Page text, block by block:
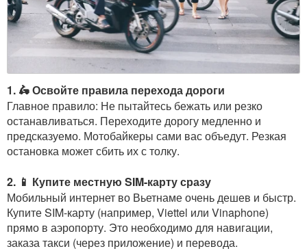
1. 🛵 Освойте правила перехода дороги
Главное правило: Не пытайтесь бежать или резко
останавливаться. Переходите дорогу медленно и
предсказуемо. Мотобайкеры сами вас объедут. Резкая
остановка может сбить их с толку.
2. 📱 Купите местную SIM-карту сразу
Мобильный интернет во Вьетнаме очень дешев и быстр.
Купите SIM-карту (например, Viettel или Vinaphone)
прямо в аэропорту. Это необходимо для навигации,
заказа такси (через приложение) и перевода.